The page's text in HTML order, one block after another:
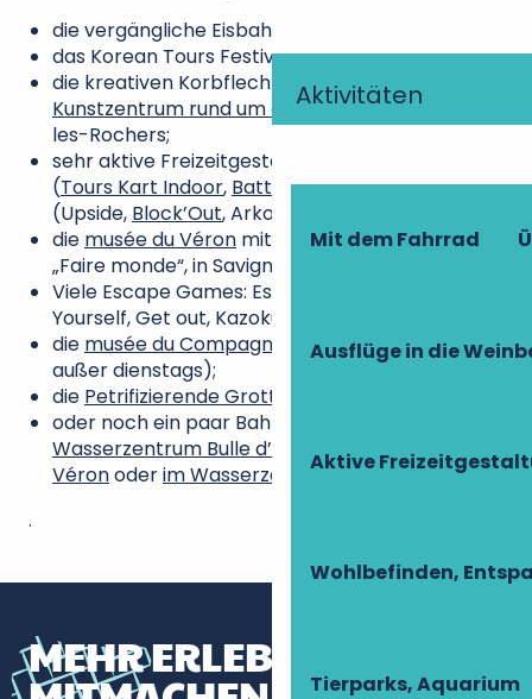
Aktivitäten
Mit dem Fahrrad
Ausflüge in die
Aktive
Wohlbefinden,
Tierparks, Aquarium
die vergängliche Eisbahn in Amboise.
das Korean Tours Festival,
die kreativen Korbflechtwerkstätten im
Kunstzentrum rund um die Weide, in Villaines-
les-Rochers;
sehr aktive Freizeitgestaltung: Gokartfahren
(Tours Kart Indoor, Battle Kart), Klettern
(Upside, Block’Out, Arkose)…
die musée du Véron mit der Dauerausstellung
„Faire monde“, in Savigny-en-Véron;
Viele Escape Games: Escape Express, Escape
Yourself, Get out, Kazoku, à la ferme…
die musée du Compagnonnagein Tours (täglich
außer dienstags);
die Petrifizierende Grotten
oder noch ein paar Bahnen im
Wasserzentrum Bulle d’O
im Schwimmbad von
Véronoderim Wasserzentrum des Sees…
.
MEHR ERLEBNISSE ZUM